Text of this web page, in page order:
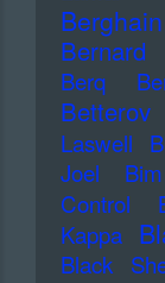
Berghain
Bernard
Berq
Betterov
Laswell
Joel
Control
Kappa
Black